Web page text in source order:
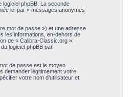
phpBB. La seconde
ici par « messages anonymes
mot de passe ») et une adresse
les informations, en-dehors de
de « Calibra-Classic.org ».
logiciel phpBB par
de passe est le moyen
demander légitimement votre
votre nom d’utilisateur et